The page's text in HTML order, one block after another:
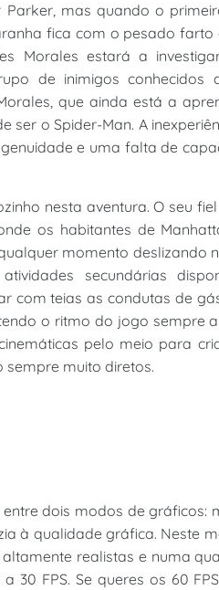
mas quando o
fica com o pesado
Morales estará a
de inimigos conhecidos
que ainda está a
o Spider-Man. A
e uma falta de
nesta aventura. O seu
os habitantes de
momento deslizando
secundárias
com teias as condutas de
o ritmo do jogo sempre
pelo meio para
muito diretos.
dois modos de gráficos:
à qualidade gráfica. Neste
realistas e numa
30 FPS. Se queres os 60